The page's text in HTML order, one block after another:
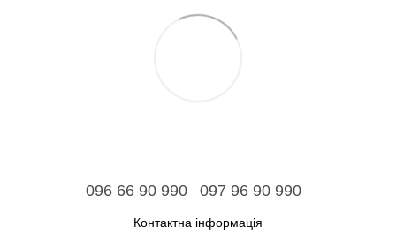
096 66 90 990 097 96 90 990
Контактна інформація